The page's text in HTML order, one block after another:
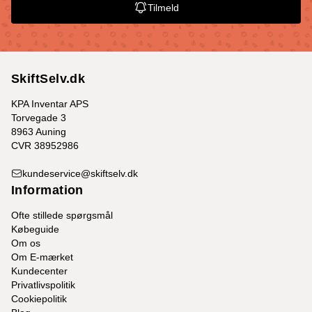
Tilmeld
SkiftSelv.dk
KPA Inventar APS
Torvegade 3
8963 Auning
CVR 38952986
kundeservice@skiftselv.dk
Information
Ofte stillede spørgsmål
Købeguide
Om os
Om E-mærket
Kundecenter
Privatlivspolitik
Cookiepolitik